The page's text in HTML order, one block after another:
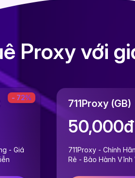
Proxy với
- 72%
- Giá
711Proxy (GB)
50,000đ
711Proxy - Chính
Rẻ - Bảo Hành Vĩnh